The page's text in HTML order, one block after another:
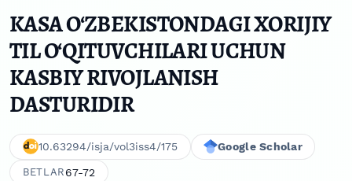
KASA O‘ZBEKISTONDAGI XORIJIY
TIL O‘QITUVCHILARI UCHUN
KASBIY RIVOJLANISH
DASTURIDIR
10.63294/isja/vol3iss4/175 Google Scholar
BETLAR 67-72